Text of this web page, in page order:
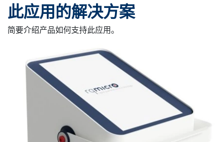
此应用的解决方案
简要介绍产品如何支持此应用。